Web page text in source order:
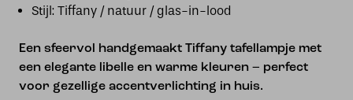
Stijl: Tiffany / natuur / glas-in-lood
Een sfeervol handgemaakt Tiffany tafellampje met
een elegante libelle en warme kleuren – perfect
voor gezellige accentverlichting in huis.